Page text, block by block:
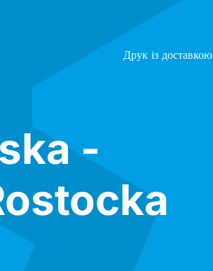
Друк із доставкою
-